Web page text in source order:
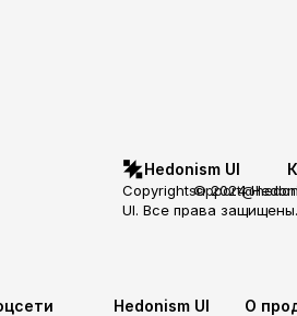
Hedonism UI
Copyright © 2024
UI. Все права защищены.
Hedonism UI О